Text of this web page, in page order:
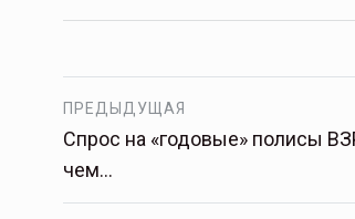
ПРЕДЫДУЩАЯ
Спрос на «годовые» полисы
чем…